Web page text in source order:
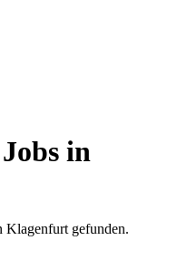
in
Klagenfurt gefunden.